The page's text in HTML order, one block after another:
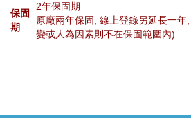
保固
期
2年保固期
原廠兩年保固, 線上登錄另延長一
變或人為因素則不在保固範圍內)